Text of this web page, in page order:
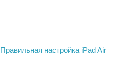
Правильная настройка iPad Air